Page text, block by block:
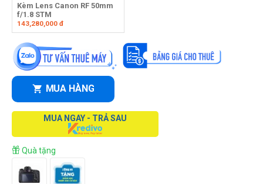
Kèm Lens Canon RF 50mm
f/1.8 STM
143,280,000 đ
MUA HÀNG
MUA NGAY - TRẢ SAU
Quà tặng